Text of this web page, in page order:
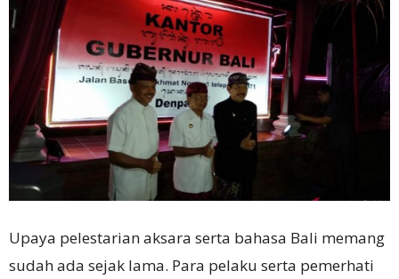
Upaya pelestarian aksara serta bahasa Bali memang
sudah ada sejak lama. Para pelaku serta pemerhati